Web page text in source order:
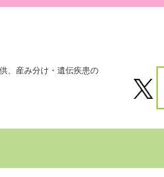
、産み分け・遺伝疾患の